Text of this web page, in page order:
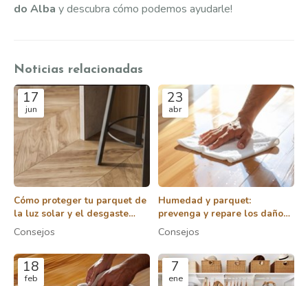
do Alba y descubra cómo podemos ayudarle!
Noticias relacionadas
17
jun
Cómo proteger tu parquet de
la luz solar y el desgaste
diario
Consejos
23
abr
Humedad y parquet:
prevenga y repare los daños
en su suelo de madera
Consejos
18
feb
7
ene